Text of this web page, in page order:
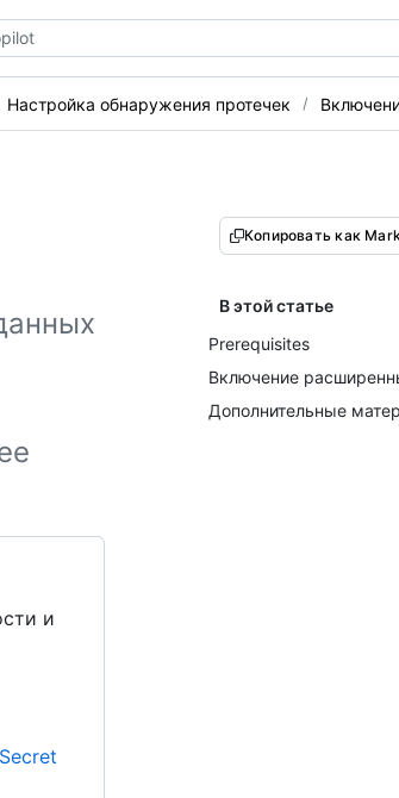
Настройка обнаружения протечек
и
Копировать как
В этой статье
Prerequisites
Включение
Дополнительные